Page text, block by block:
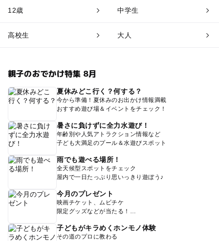
12歳 中学生
高校生 大人
親子のおでかけ特集 8月
夏休みどこ行く？何する？
今から準備！夏休みのお出かけ情報満載
おすすめ遊び場＆イベントをチェック！
暑さに負けずに全力水遊び！
年齢別や人気アトラクション情報など
子ども大満足のプール＆水遊びスポット
雨でも遊べる場所！
全天候型スポットをチェック
屋内で一日たっぷり思いっきり遊ぼう♪
今月のプレゼント
映画チケット、ムビチケ
限定グッズなどが当たる！
子どもがキラめくホンモノ体験
その道のプロに教わる